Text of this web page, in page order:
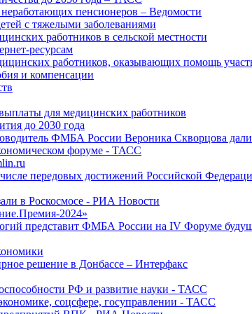
пенсионеров – Ведомости
с тяжелыми заболеваниями
работников в сельской местности
ресурсам
работников, оказывающих помощь
и компенсации
для медицинских работников
до 2030 года
ФМБА России Вероника Скворцова
форуме - ТАСС
передовых достижений Российской
в Роскосмосе - РИА Новости
2024»
представит ФМБА России на IV Форуме
решение в Донбассе – Интерфакс
РФ и развитие науки - ТАСС
соцсфере, госуправлении - ТАСС